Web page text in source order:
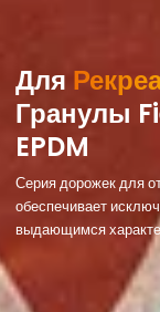
Для
Гранулы
EPDM
Серия дорожек для
обеспечивает
выдающимся